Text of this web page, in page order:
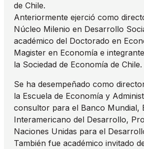
de Chile.
Anteriormente ejerció como
Núcleo Milenio en Desarrollo
académico del Doctorado en
Magister en Economía e
la Sociedad de Economía de Chile.
Se ha desempeñado como
la Escuela de Economía y
consultor para el Banco Mundial,
Interamericano del Desarrollo,
Naciones Unidas para el
También fue académico invitado